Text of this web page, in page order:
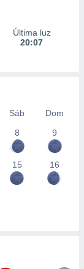
Última luz
20:07
Sáb
Dom
8
9
15 16